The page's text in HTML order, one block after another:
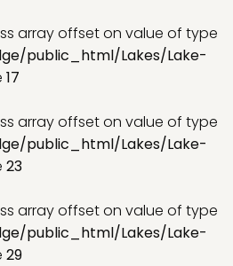
array offset on value of type
public_html/Lakes/Lake-
17
array offset on value of type
public_html/Lakes/Lake-
23
array offset on value of type
public_html/Lakes/Lake-
29